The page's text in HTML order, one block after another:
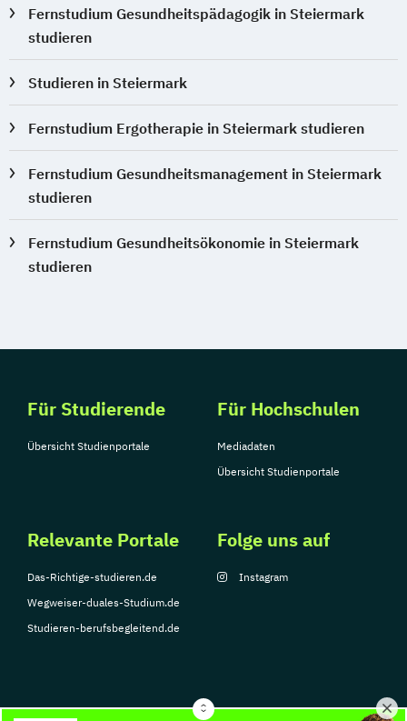
Fernstudium Gesundheitspädagogik in Steiermark
studieren
Studieren in Steiermark
Fernstudium Ergotherapie in Steiermark studieren
Fernstudium Gesundheitsmanagement in Steiermark
studieren
Fernstudium Gesundheitsökonomie in Steiermark
studieren
Für Studierende
Übersicht Studienportale
Für Hochschulen
Mediadaten
Übersicht Studienportale
Relevante Portale
Das-Richtige-studieren.de
Wegweiser-duales-Studium.de
Studieren-berufsbegleitend.de
Folge uns auf
Instagram